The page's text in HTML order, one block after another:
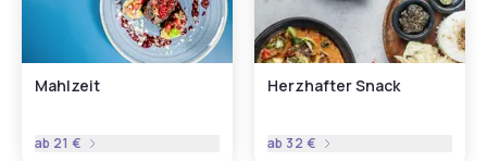
Mahlzeit
ab 21 €
Herzhafter Snack
ab 32 €